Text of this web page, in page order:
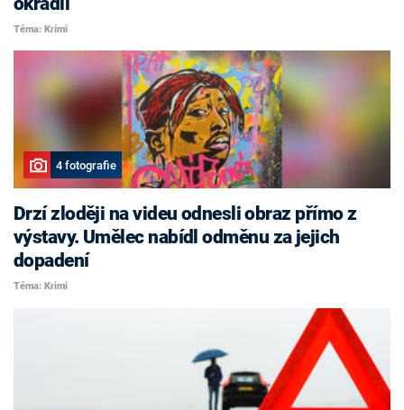
Téma: Krimi
4 fotografie
Drzí zloději na videu odnesli obraz přímo z
výstavy. Umělec nabídl odměnu za jejich
dopadení
Téma: Krimi